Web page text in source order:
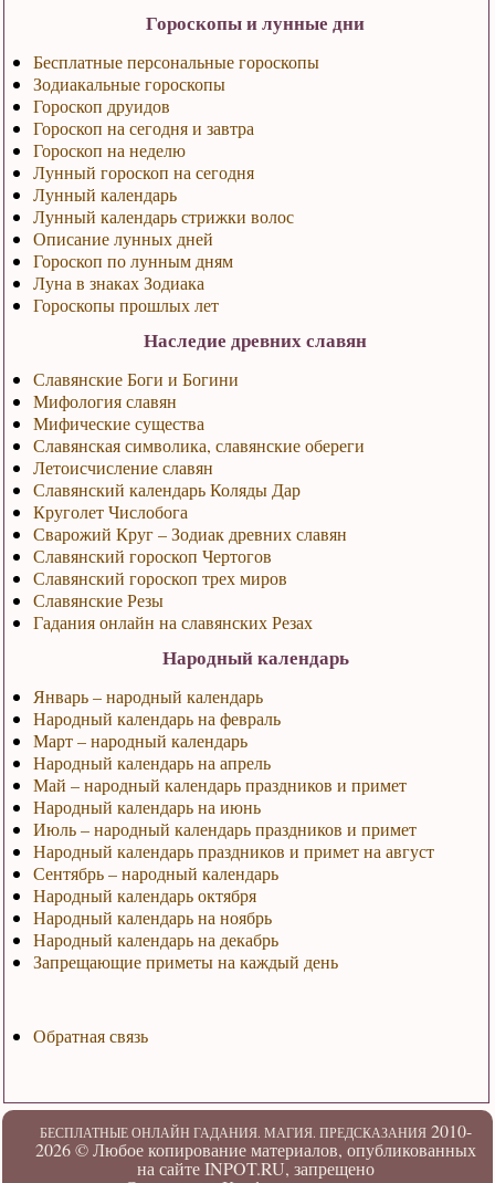
Гороскопы и лунные дни
Бесплатные персональные гороскопы
Зодиакальные гороскопы
Гороскоп друидов
Гороскоп на сегодня и завтра
Гороскоп на неделю
Лунный гороскоп на сегодня
Лунный календарь
Лунный календарь стрижки волос
Описание лунных дней
Гороскоп по лунным дням
Луна в знаках Зодиака
Гороскопы прошлых лет
Наследие древних славян
Славянские Боги и Богини
Мифология славян
Мифические существа
Славянская символика, славянские обереги
Летоисчисление славян
Славянский календарь Коляды Дар
Круголет Числобога
Сварожий Круг – Зодиак древних славян
Славянский гороскоп Чертогов
Славянский гороскоп трех миров
Славянские Резы
Гадания онлайн на славянских Резах
Народный календарь
Январь – народный календарь
Народный календарь на февраль
Март – народный календарь
Народный календарь на апрель
Май – народный календарь праздников и примет
Народный календарь на июнь
Июль – народный календарь праздников и примет
Народный календарь праздников и примет на август
Сентябрь – народный календарь
Народный календарь октября
Народный календарь на ноябрь
Народный календарь на декабрь
Запрещающие приметы на каждый день
Обратная связь
БЕСПЛАТНЫЕ ОНЛАЙН ГАДАНИЯ. МАГИЯ. ПРЕДСКАЗАНИЯ2010-
2026 ©Любое копирование материалов, опубликованных
на сайте INPOT.RU, запрещено